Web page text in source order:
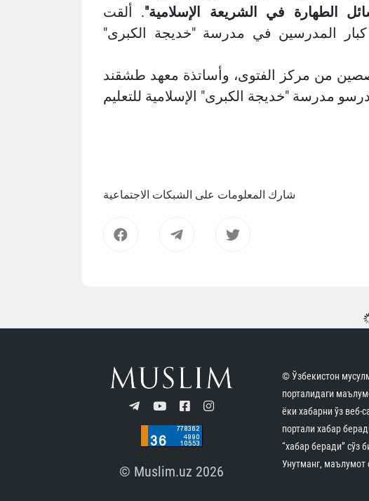
الطهارة في الشريعة الإسلامية". ألقت
كبار المدرسين في مدرسة "خديجة الكبرى"
من مركز الفتوى، وأساتذة معهد طشقند
مدرسة "خديجة الكبرى" الإسلامية للتعليم
شارك المعلومات على الشبكات الاجتماعية
© Muslim.uz 2026
© Ўзбекистон
порталидаги
ёки хабарни ўз веб-
портали хабар
“хабар беради” сўз
Унутманг, маълумот